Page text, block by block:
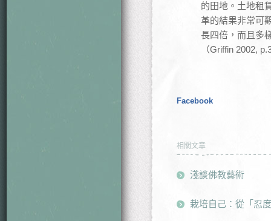
的田地。土地租
革的結果非常可
長四倍，而且多
（Griffin 2002,
Facebook
相關文章
淺談佛教藝術
栽培自己：從「忍